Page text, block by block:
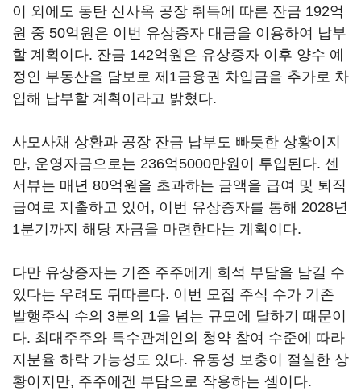
이 외에도 동탄 신사옥 공장 취득에 따른 잔금 192억
원 중 50억원은 이번 유상증자 대금을 이용하여 납부
할 계획이다. 잔금 142억원은 유상증자 이후 양수 예
정인 부동산을 담보로 제1금융권 차입금을 추가로 차
입해 납부할 계획이라고 밝혔다.
사모사채 상환과 공장 잔금 납부도 빠듯한 상황이지
만, 운영자금으로는 236억5000만원이 투입된다. 센
서뷰는 매년 80억원을 초과하는 금액을 급여 및 퇴직
급여로 지출하고 있어, 이번 유상증자를 통해 2028년
1분기까지 해당 자금을 마련한다는 계획이다.
다만 유상증자는 기존 주주에게 희석 부담을 남길 수
있다는 우려도 뒤따른다. 이번 모집 주식 수가 기존
발행주식 수의 3분의 1을 넘는 규모에 달하기 때문이
다. 최대주주와 특수관계인의 청약 참여 수준에 따라
지분율 하락 가능성도 있다. 유동성 보충이 절실한 상
황이지만, 주주에겐 부담으로 작용하는 셈이다.